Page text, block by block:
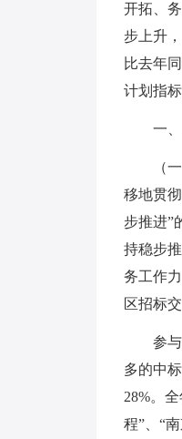
开拓、
步上升
比去年
计划指标
一
（
移地贯
步推进”
持稳步
务工作
区招标
参
多的中
28%。
程”、“